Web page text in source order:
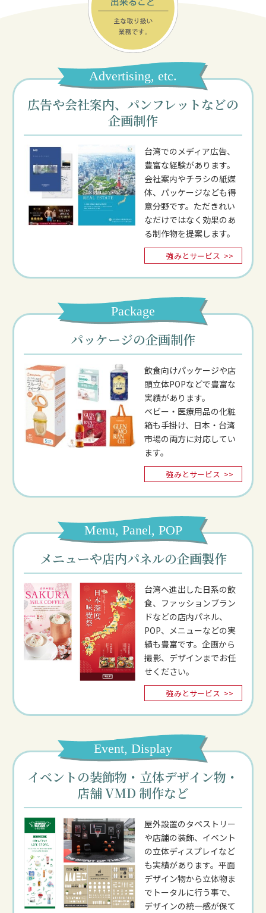
Advertising, etc.
広告や会社案内、パンフレットなどの
企画制作
台湾でのメディア広告、
豊富な経験があります。
会社案内やチラシの紙媒
体、パッケージなども得
意分野です。ただきれい
なだけではなく効果のあ
る制作物を提案します。
強みとサービス >>
Package
パッケージの企画制作
飲食向けパッケージや店
頭立体POPなどで豊富な
実績があります。
ベビー・医療用品の化粧
箱も手掛け、日本・台湾
市場の両方に対応してい
ます。
強みとサービス >>
Menu, Panel, POP
メニューや店内パネルの企画製作
台湾へ進出した日系の飲
食、ファッションブラン
ドなどの店内パネル、
POP、メニューなどの実
績も豊富です。企画から
撮影、デザインまでお任
せください。
強みとサービス >>
Event, Display
イベントの装飾物・立体デザイン物・
店舗 VMD 制作など
屋外設置のタペストリー
や店舗の装飾、イベント
の立体ディスプレイなど
も実績があります。平面
デザイン物から立体物ま
でトータルに行う事で、
デザインの統一感が保て